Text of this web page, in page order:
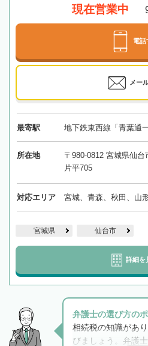
現在営業中
電話
メー
最寄駅 地下鉄東西線「青葉通
所在地
〒980-0812 宮城県仙
片平705
対応エリア 宮城、青森、秋田、山
宮城県 仙台市
詳細を
弁護士の選び方の
相続税の知識があ
びましょう。弁護